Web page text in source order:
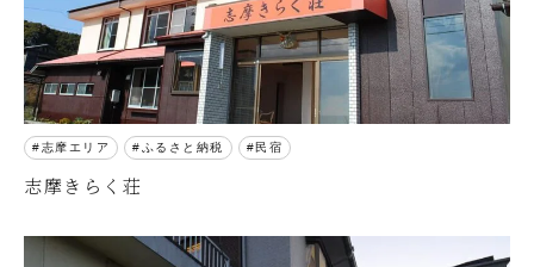
志摩エリア ふるさと納税 民宿
志摩きらく荘